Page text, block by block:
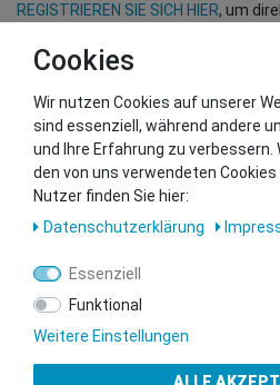
REGISTRIEREN SIE SICH HIER, um
(Nur für Wiederverkäufer und B2B
Sie wollen uns beliefern?
Kontaktieren Sie unser GSMshop
Whatsapp: +436766684438
info@gsmshop.at
13.02.2024 14:55
Cookies
Wir nutzen Cookies auf unserer
sind essenziell, während andere
und Ihre Erfahrung zu
den von uns verwendeten
Nutzer finden Sie hier:
Daten­schutz­erklärung
Essenziell
Funktional
Weitere Einstellungen
ALLE